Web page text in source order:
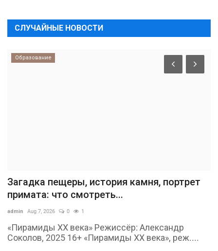
СЛУЧАЙНЫЕ НОВОСТИ
Образование
Загадка пещеры, история камня, портрет
примата: что смотреть...
admin Aug 7, 2026 0 1
«Пирамиды ХХ века» Режиссёр: Александр
Соколов, 2025 16+ «Пирамиды ХХ века», реж....